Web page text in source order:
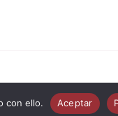
con ello. Aceptar